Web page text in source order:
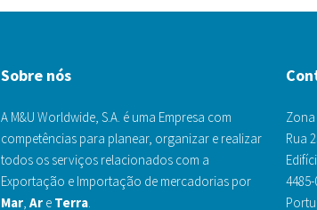
Sobre nós
A M&U Worldwide, S.A. é uma Empresa com
competências para planear, organizar e realizar
todos os serviços relacionados com a
Exportação e Importação de mercadorias por
Mar Ar e Terra
Rua
4485-